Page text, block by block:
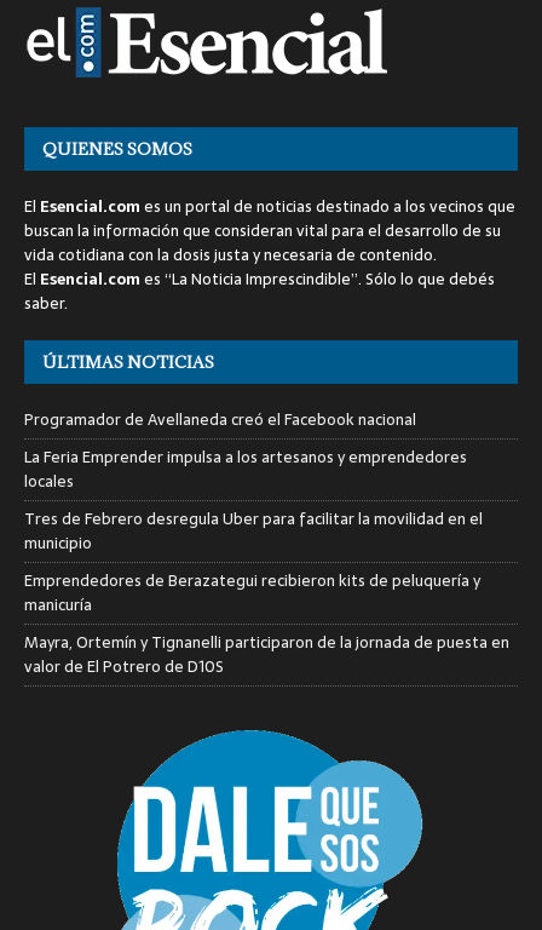
QUIENES SOMOS
El Esencial.comes un portal de noticias destinado a los vecinos que
buscan la información que consideran vital para el desarrollo de su
vida cotidiana con la dosis justa y necesaria de contenido.
El Esencial.comes “La Noticia Imprescindible”. Sólo lo que debés
saber.
ÚLTIMAS NOTICIAS
Programador de Avellaneda creó el Facebook nacional
La Feria Emprender impulsa a los artesanos y emprendedores
locales
Tres de Febrero desregula Uber para facilitar la movilidad en el
municipio
Emprendedores de Berazategui recibieron kits de peluquería y
manicuría
Mayra, Ortemín y Tignanelli participaron de la jornada de puesta en
valor de El Potrero de D10S